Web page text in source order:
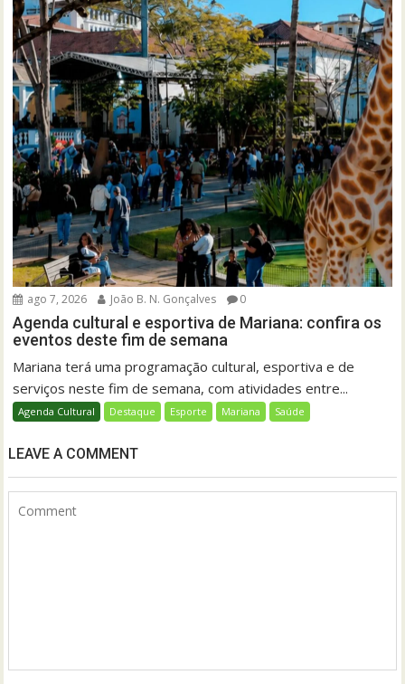
ago 7, 2026 João B. N. Gonçalves 0
Agenda cultural e esportiva de Mariana: confira os
eventos deste fim de semana
Mariana terá uma programação cultural, esportiva e de
serviços neste fim de semana, com atividades entre...
Agenda Cultural Destaque Esporte Mariana Saúde
LEAVE A COMMENT